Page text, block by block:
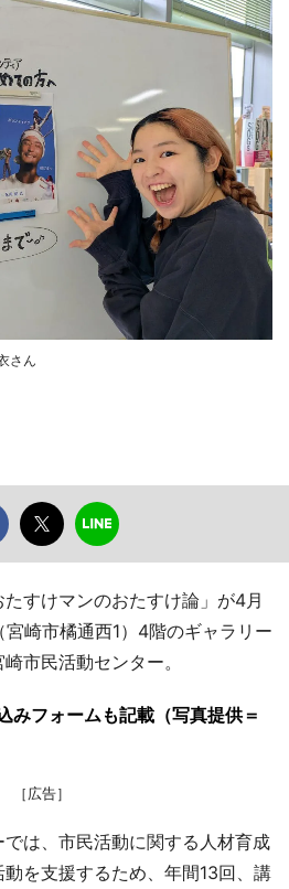
さん
すけマンのおたすけ論」が4月
崎市橘通西1）4階のギャラリー
市民活動センター。
みフォームも記載（写真提供＝
［広告］
は、市民活動に関する人材育成
を支援するため、年間13回、講